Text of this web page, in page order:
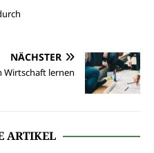
NÄCHSTER
Wirtschaft lernen
ARTIKEL